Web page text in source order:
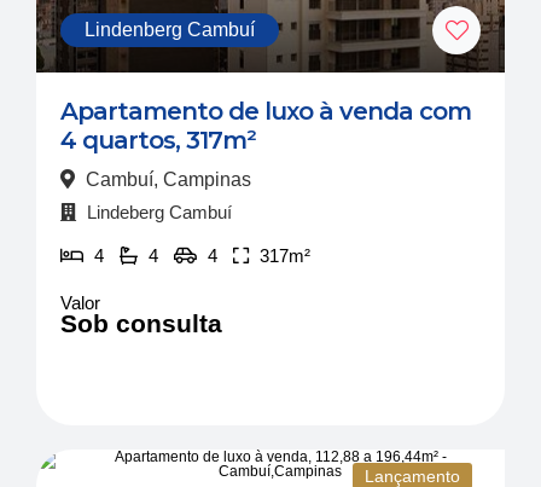
Lindenberg Cambuí
Apartamento de luxo à venda com
4 quartos, 317m²
Cambuí, Campinas
Lindeberg Cambuí
4 4 4 317m²
Valor
Sob consulta
Lançamento